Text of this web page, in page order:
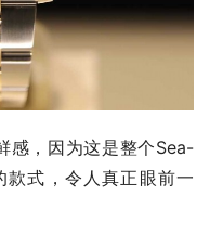
感，因为这是整个Sea-
式，令人真正眼前一